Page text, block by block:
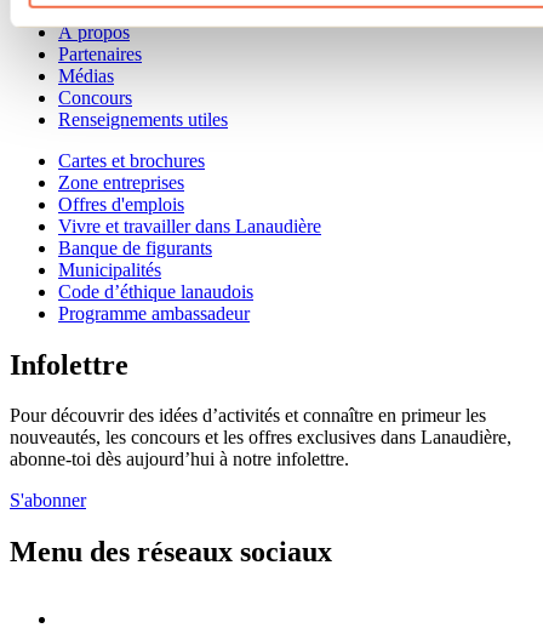
Offre aux voyageurs étrangers
À propos
Partenaires
Médias
Concours
Renseignements utiles
Cartes et brochures
Zone entreprises
Offres d'emplois
Vivre et travailler dans Lanaudière
Banque de figurants
Municipalités
Code d’éthique lanaudois
Programme ambassadeur
Infolettre
Pour découvrir des idées d’activités et connaître en primeur les
nouveautés, les concours et les offres exclusives dans Lanaudière,
abonne-toi dès aujourd’hui à notre infolettre.
S'abonner
Menu des réseaux sociaux